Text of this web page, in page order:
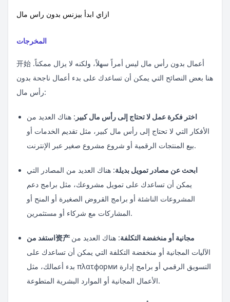
ازاي ابدأ بيزنس بدون راس مال
المخرجات
开始 أعمال بدون رأس مال ليس أمراً سهلاً، ولكنه لا يزال ممكناً.
هنا بعض النصائح التي يمكن أن تساعدك على بدء أعمال ناجحة بدون
رأس مال:
اختر فكرة عمل لا تحتاج إلى رأس مال كبير : هناك العديد من
الأفكار التي لا تحتاج إلى رأس مال كبير، مثل تقديم الخدمات أو
بيع المنتجات الرقمية أو شروع مشروع صغير عبر الإنترنت.
ابحث عن مصادر تمويل بديلة: هناك العديد من المصادر التي
يمكن أن تساعدك على تمويل مشروعك، مثل برامج دعم
المشروعات الناشئة أو برامج القروض الصغيرة أو المنح أو
المشاركات مع شركاء أو مستثمرين.
استفد من资产 مجانية أو منخفضة التكلفة: هناك العديد من
الآليات المجانية أو منخفضة التكلفة التي يمكن أن تساعدك على
بدء أعمالك، مثل πλατформи التسويق الرقمي أو برامج إدارة
الأعمال المجانية أو الموارد البشرية المتطوعة.